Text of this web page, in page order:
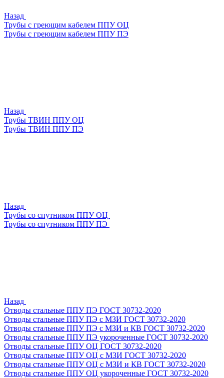
Назад
Трубы с греющим кабелем ППУ ОЦ
Трубы с греющим кабелем ППУ ПЭ
Назад
Трубы ТВИН ППУ ОЦ
Трубы ТВИН ППУ ПЭ
Назад
Трубы со спутником ППУ ОЦ
Трубы со спутником ППУ ПЭ
Назад
Отводы стальные ППУ ПЭ ГОСТ 30732-2020
Отводы стальные ППУ ПЭ с МЗИ ГОСТ 30732-2020
Отводы стальные ППУ ПЭ с МЗИ и КВ ГОСТ 30732-2020
Отводы стальные ППУ ПЭ укороченные ГОСТ 30732-2020
Отводы стальные ППУ ОЦ ГОСТ 30732-2020
Отводы стальные ППУ ОЦ с МЗИ ГОСТ 30732-2020
Отводы стальные ППУ ОЦ с МЗИ и КВ ГОСТ 30732-2020
Отводы стальные ППУ ОЦ укороченные ГОСТ 30732-2020